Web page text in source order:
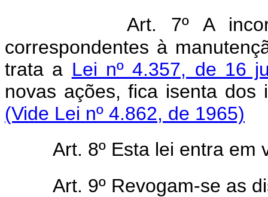
Art. 7º A
correspondentes à
trata a Lei nº 4.357, de 16
novas ações, fica isenta
(Vide Lei nº 4.862, de 1965)
Art. 8º Esta lei entra em
Art. 9º Revogam-se as